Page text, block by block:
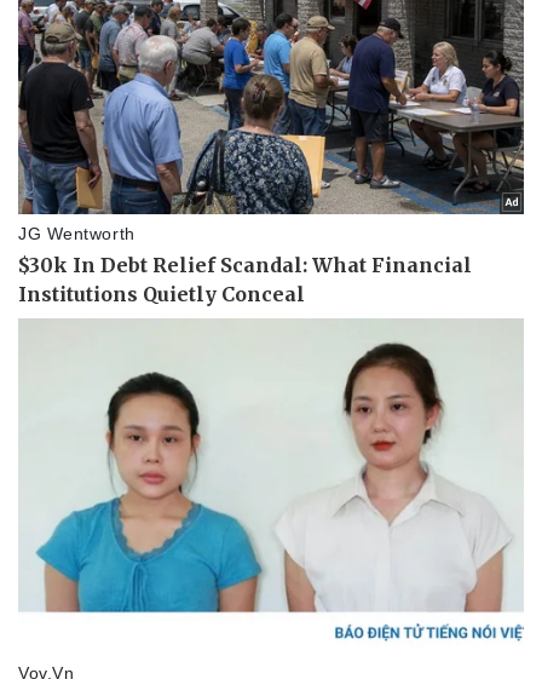
Tư vấn luật
Quân sự - Quốc phòng
Việt Nam
Phân tích